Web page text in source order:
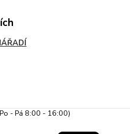
- Pá 8:00 - 16:00)